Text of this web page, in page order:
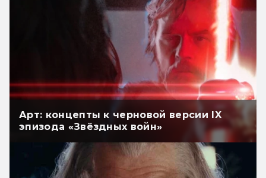
Арт: концепты к черновой версии IX
эпизода «Звёздных войн»